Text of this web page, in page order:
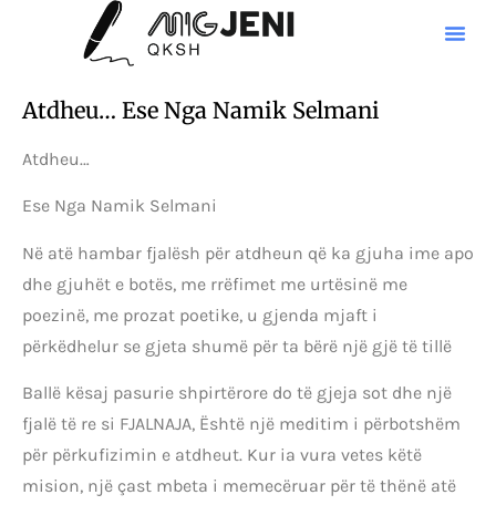
Atdheu… Ese Nga Namik Selmani
Atdheu…
Ese Nga Namik Selmani
Në atë hambar fjalësh për atdheun që ka gjuha ime apo
dhe gjuhët e botës, me rrëfimet me urtësinë me
poezinë, me prozat poetike, u gjenda mjaft i
përkëdhelur se gjeta shumë për ta bërë një gjë të tillë
Ballë kësaj pasurie shpirtërore do të gjeja sot dhe një
fjalë të re si FJALNAJA, Është një meditim i përbotshëm
për përkufizimin e atdheut. Kur ia vura vetes këtë
mision, një çast mbeta i memecëruar për të thënë atë